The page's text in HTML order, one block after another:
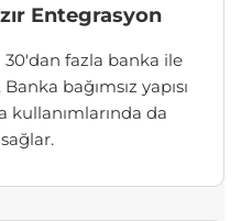
Entegrasyon
30'dan fazla banka ile
bağımsız yapısı
kullanımlarında da